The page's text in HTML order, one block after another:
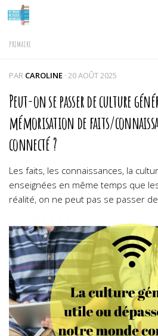
Skip to content
PRIMAIRE
PAR CAROLINE · 20 AOÛT 2025
Peut-on se passer de culture
mémorisation de faits/
connecté ?
Les faits, les connaissances, la
enseignées en même temps que
réalité, on ne peut pas se passer